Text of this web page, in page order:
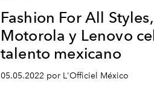
Fashion For All Styles,
Motorola y Lenovo
talento mexicano
05.05.2022 por L'Officiel México